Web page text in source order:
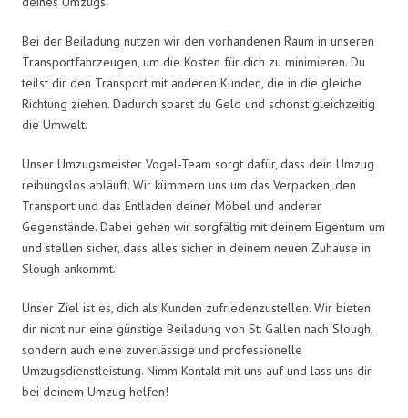
Bei der Beiladung nutzen wir den vorhandenen Raum in unseren
Transportfahrzeugen, um die Kosten für dich zu minimieren. Du
teilst dir den Transport mit anderen Kunden, die in die gleiche
Richtung ziehen. Dadurch sparst du Geld und schonst gleichzeitig
die Umwelt.
Unser Umzugsmeister Vogel-Team sorgt dafür, dass dein Umzug
reibungslos abläuft. Wir kümmern uns um das Verpacken, den
Transport und das Entladen deiner Möbel und anderer
Gegenstände. Dabei gehen wir sorgfältig mit deinem Eigentum um
und stellen sicher, dass alles sicher in deinem neuen Zuhause in
Slough ankommt.
Unser Ziel ist es, dich als Kunden zufriedenzustellen. Wir bieten
dir nicht nur eine günstige Beiladung von St. Gallen nach Slough,
sondern auch eine zuverlässige und professionelle
Umzugsdienstleistung. Nimm Kontakt mit uns auf und lass uns dir
bei deinem Umzug helfen!